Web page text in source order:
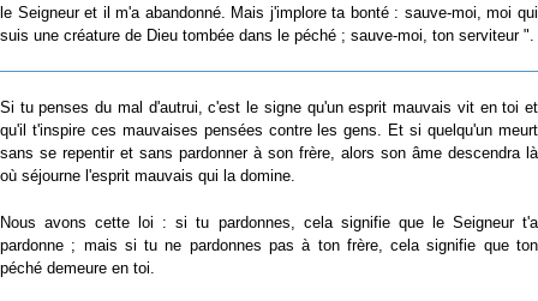
le Seigneur et il m'a abandonné. Mais j'implore ta bonté : sauve-moi, moi qui
suis une créature de Dieu tombée dans le péché ; sauve-moi, ton serviteur ".
Si tu penses du mal d'autrui, c'est le signe qu'un esprit mauvais vit en toi et
qu'il t'inspire ces mauvaises pensées contre les gens. Et si quelqu'un meurt
sans se repentir et sans pardonner à son frère, alors son âme descendra là
où séjourne l'esprit mauvais qui la domine.
Nous avons cette loi : si tu pardonnes, cela signifie que le Seigneur t'a
pardonne ; mais si tu ne pardonnes pas à ton frère, cela signifie que ton
péché demeure en toi.